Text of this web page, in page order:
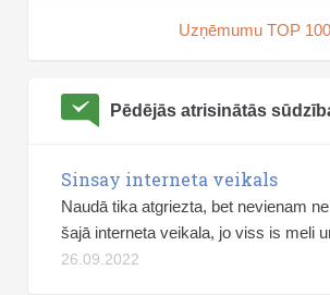
Uzņēmumu TOP 100
Pēdējās atrisinātās
Sinsay interneta veikals
Naudā tika atgriezta, bet nevienam
šajā interneta veikala, jo viss is meli
26.09.2022